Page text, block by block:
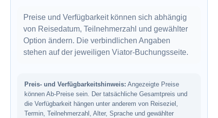
Preise und Verfügbarkeit können sich abhängig
von Reisedatum, Teilnehmerzahl und gewählter
Option ändern. Die verbindlichen Angaben
stehen auf der jeweiligen Viator-Buchungsseite.
Preis- und Verfügbarkeitshinweis: Angezeigte Preise
können Ab-Preise sein. Der tatsächliche Gesamtpreis und
die Verfügbarkeit hängen unter anderem von Reiseziel,
Termin, Teilnehmerzahl, Alter, Sprache und gewählter